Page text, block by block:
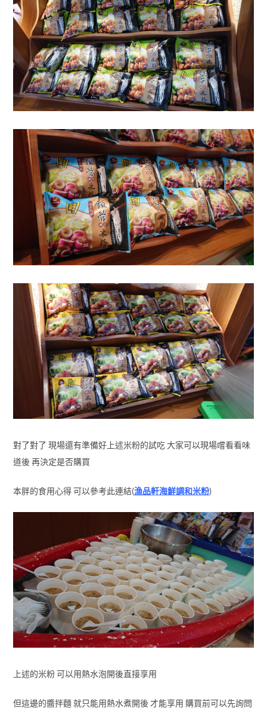
對了對了 現場還有準備好上述米粉的試吃 大家可以現場嚐看看味
道後 再決定是否購買
本胖的食用心得 可以參考此連結(漁品軒海鮮調和米粉)
上述的米粉 可以用熱水泡開後直接享用
但這邊的醬拌麵 就只能用熱水煮開後 才能享用 購買前可以先詢問